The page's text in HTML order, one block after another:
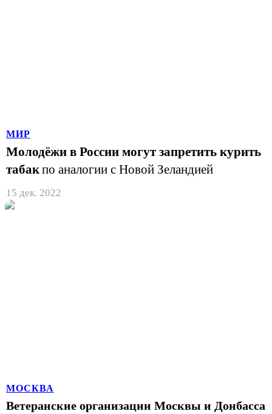
МИР
Молодёжи в России могут запретить курить
табакпо аналогии с Новой Зеландией
15 дек. 2022
МОСКВА
Ветеранские организации Москвы и Донбасса